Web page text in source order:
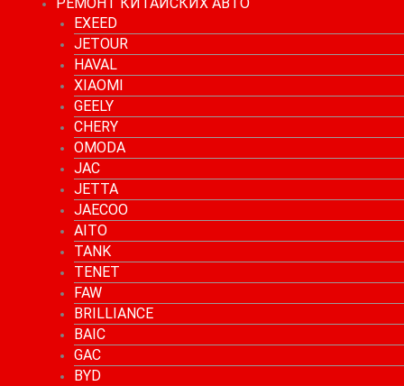
EXEED
JETOUR
HAVAL
XIAOMI
GEELY
CHERY
OMODA
JAC
JETTA
JAECOO
AITO
TANK
TENET
FAW
BRILLIANCE
BAIC
GAC
BYD